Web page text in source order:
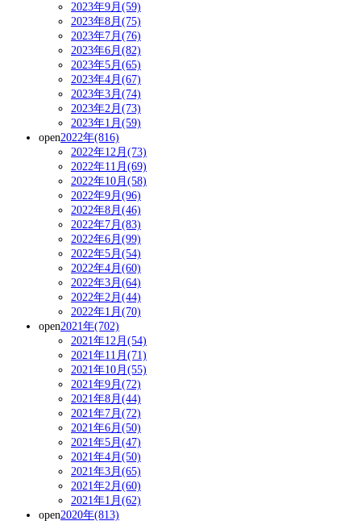
2023年9月(59)
2023年8月(75)
2023年7月(76)
2023年6月(82)
2023年5月(65)
2023年4月(67)
2023年3月(74)
2023年2月(73)
2023年1月(59)
open2022年(816)
2022年12月(73)
2022年11月(69)
2022年10月(58)
2022年9月(96)
2022年8月(46)
2022年7月(83)
2022年6月(99)
2022年5月(54)
2022年4月(60)
2022年3月(64)
2022年2月(44)
2022年1月(70)
open2021年(702)
2021年12月(54)
2021年11月(71)
2021年10月(55)
2021年9月(72)
2021年8月(44)
2021年7月(72)
2021年6月(50)
2021年5月(47)
2021年4月(50)
2021年3月(65)
2021年2月(60)
2021年1月(62)
open2020年(813)